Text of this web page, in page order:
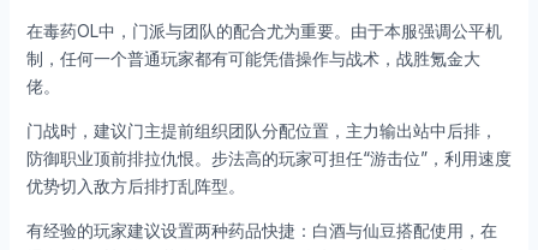
在毒药OL中，门派与团队的配合尤为重要。由于本服强调公平机
制，任何一个普通玩家都有可能凭借操作与战术，战胜氪金大
佬。
门战时，建议门主提前组织团队分配位置，主力输出站中后排，
防御职业顶前排拉仇恨。步法高的玩家可担任“游击位”，利用速度
优势切入敌方后排打乱阵型。
有经验的玩家建议设置两种药品快捷：白酒与仙豆搭配使用，在